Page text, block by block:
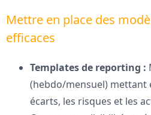
Mettre en place des
efficaces
Templates de reporting :
(hebdo/mensuel) mettant
écarts, les risques et les